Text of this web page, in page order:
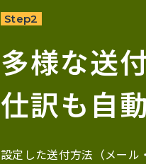
Step2
多様な送
仕訳も自
設定した送付方法（メール